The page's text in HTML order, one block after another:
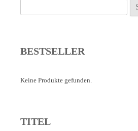
nach:
BESTSELLER
Keine Produkte gefunden.
TITEL